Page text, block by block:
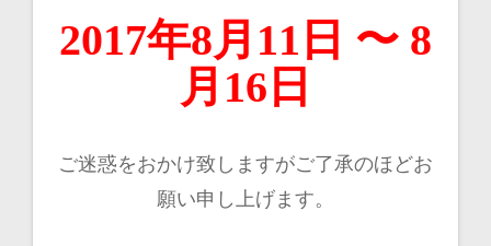
2017年8月11日 〜 8
月16日
ご迷惑をおかけ致しますがご了承のほどお
願い申し上げます。
ョ